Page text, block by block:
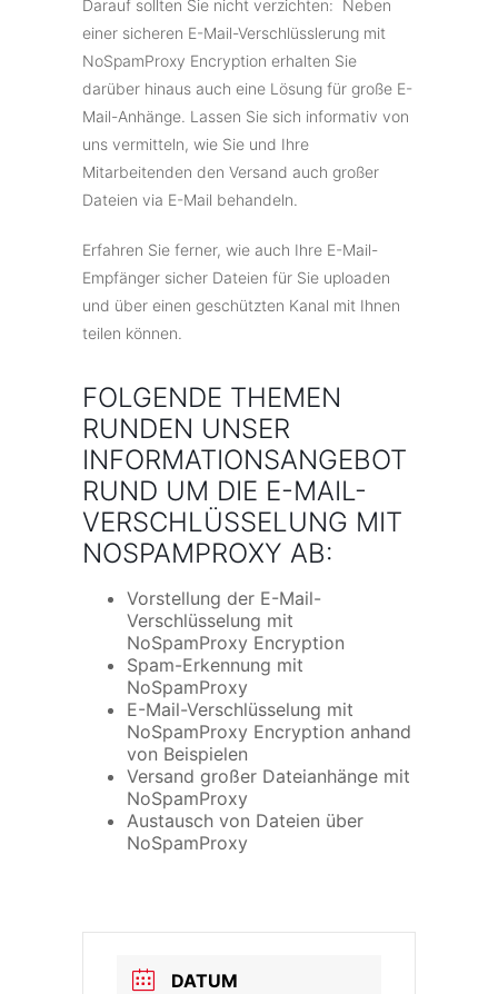
Darauf sollten Sie nicht verzichten: Neben
einer sicheren E-Mail-Verschlüsslerung mit
NoSpamProxy Encryption erhalten Sie
darüber hinaus auch eine Lösung für große E-
Mail-Anhänge. Lassen Sie sich informativ von
uns vermitteln, wie Sie und Ihre
Mitarbeitenden den Versand auch großer
Dateien via E-Mail behandeln.
Erfahren Sie ferner, wie auch Ihre E-Mail-
Empfänger sicher Dateien für Sie uploaden
und über einen geschützten Kanal mit Ihnen
teilen können.
FOLGENDE THEMEN
RUNDEN UNSER
INFORMATIONSANGEBOT
RUND UM DIE E-MAIL-
VERSCHLÜSSELUNG MIT
NOSPAMPROXY AB:
Vorstellung der E-Mail-
Verschlüsselung mit
NoSpamProxy Encryption
Spam-Erkennung mit
NoSpamProxy
E-Mail-Verschlüsselung mit
NoSpamProxy Encryption anhand
von Beispielen
Versand großer Dateianhänge mit
NoSpamProxy
Austausch von Dateien über
NoSpamProxy
DATUM